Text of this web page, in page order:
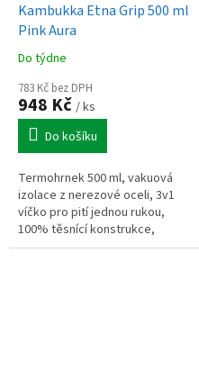
Kambukka Etna Grip 500 ml
Pink Aura
Do týdne
783 Kč bez DPH
948 Kč / ks
Do košíku
Termohrnek 500 ml, vakuová
izolace z nerezové oceli, 3v1
víčko pro pití jednou rukou,
100% těsnící konstrukce,
protiskluzová základna, vhodný